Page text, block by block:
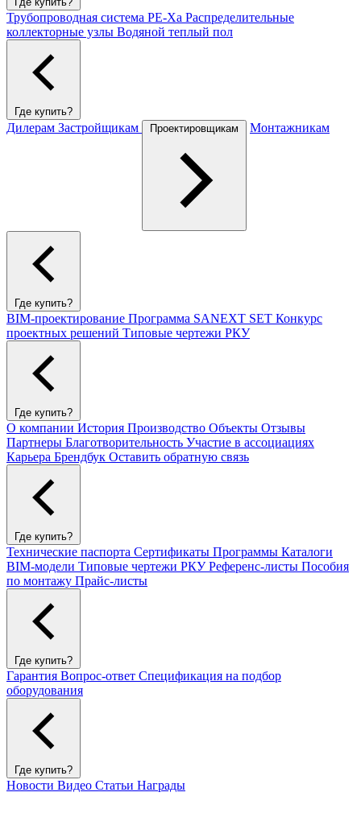
Трубопроводная система PE-Xa Распределительные
коллекторные узлы Водяной теплый пол
Где купить?
Дилерам Застройщикам Проектировщикам Монтажникам
Где купить?
BIM-проектирование Программа SANEXT SET Конкурс
проектных решений Типовые чертежи РКУ
Где купить?
О компании История Производство Объекты Отзывы
Партнеры Благотворительность Участие в ассоциациях
Карьера Брендбук Оставить обратную связь
Где купить?
Технические паспорта Сертификаты Программы Каталоги
BIM-модели Типовые чертежи РКУРеференс-листы Пособия
по монтажу Прайс-листы
Где купить?
Гарантия Вопрос-ответ Спецификация на подбор
оборудования
Где купить?
Новости Видео Статьи Награды